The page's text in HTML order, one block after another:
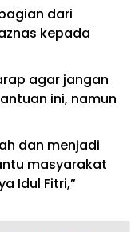
dari
kepada
agar jangan
ini, namun
dan menjadi
masyarakat
Idul Fitri,”